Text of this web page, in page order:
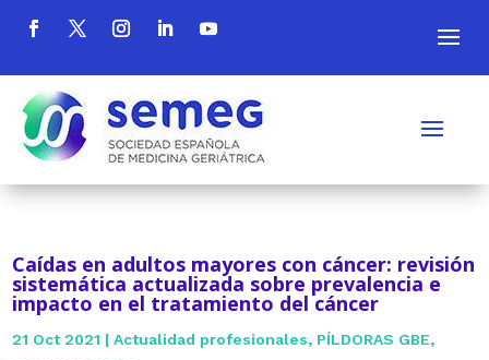
Caídas en adultos mayores con cáncer: revisión
sistemática actualizada sobre prevalencia e
impacto en el tratamiento del cáncer
21 Oct 2021 |Actualidad profesionales, PÍLDORAS GBE,